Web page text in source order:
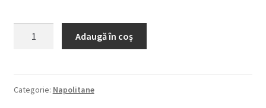
MILK
Adaugă în coș
Categorie: Napolitane